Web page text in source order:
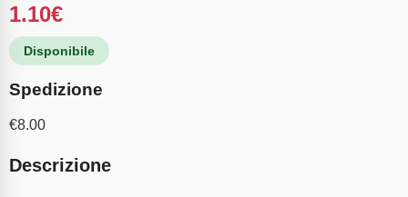
1.10€
Disponibile
Spedizione
€8.00
Descrizione